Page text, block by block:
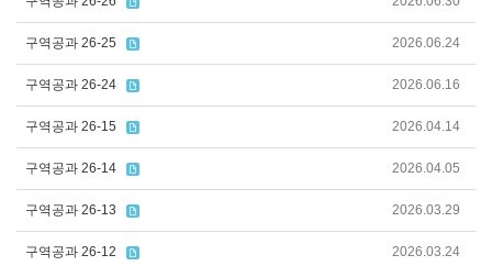
구역공과 26-25 2026.06.24
구역공과 26-24 2026.06.16
구역공과 26-15 2026.04.14
구역공과 26-14 2026.04.05
구역공과 26-13 2026.03.29
구역공과 26-12 2026.03.24